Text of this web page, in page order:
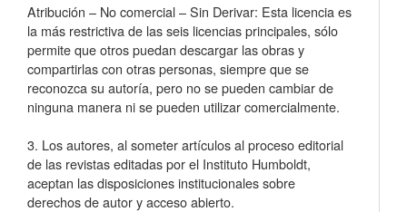
Atribución – No comercial – Sin Derivar: Esta licencia es
la más restrictiva de las seis licencias principales, sólo
permite que otros puedan descargar las obras y
compartirlas con otras personas, siempre que se
reconozca su autoría, pero no se pueden cambiar de
ninguna manera ni se pueden utilizar comercialmente.
3. Los autores, al someter artículos al proceso editorial
de las revistas editadas por el Instituto Humboldt,
aceptan las disposiciones institucionales sobre
derechos de autor y acceso abierto.